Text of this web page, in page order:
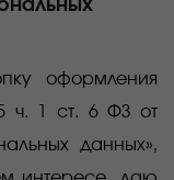
оформления
ч. 1 ст. 6 ФЗ от
данных»,